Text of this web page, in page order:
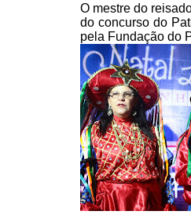
O mestre do
do concurso do
pela Fundação do